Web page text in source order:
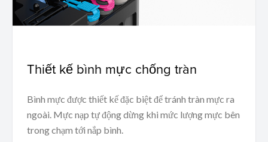
Thiết kế bình mực chống tràn
Bình mực được thiết kế đặc biệt để tránh tràn mực ra
ngoài. Mực nạp tự động dừng khi mức lượng mực bên
trong chạm tới nắp bình.